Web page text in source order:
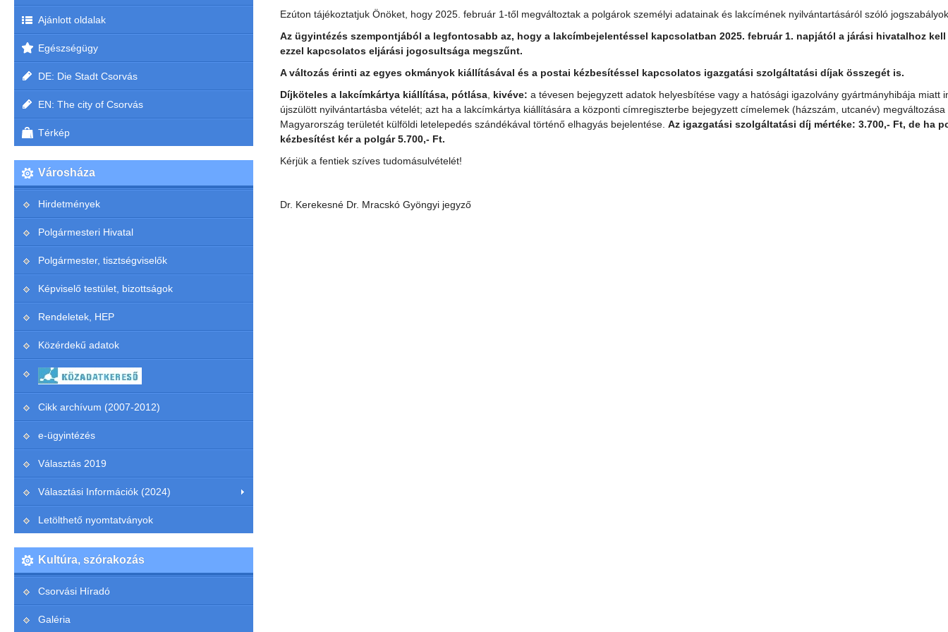
Ezúton tájékoztatjuk Önöket, hogy 2025. február 1-től megváltoztak a polgárok személyi adatainak és lakcímének nyilvántartásáról szóló
Az ügyintézés szempontjából a legfontosabb az, hogy a lakcímbejelentéssel kapcsolatban 2025. február 1. napjától a járási hivatalhoz
ezzel kapcsolatos eljárási jogosultsága megszűnt.
A változás érinti az egyes okmányok kiállításával és a postai kézbesítéssel kapcsolatos igazgatási szolgáltatási díjak összegét is.
Díjköteles a lakcímkártya kiállítása, pótlása, kivéve: a tévesen bejegyzett adatok helyesbítése vagy a hatósági igazolvány gyártmányhibája miatt
újszülött nyilvántartásba vételét; azt ha a lakcímkártya kiállítására a központi címregiszterbe bejegyzett címelemek (házszám, utcanév)
Magyarország területét külföldi letelepedés szándékával történő elhagyás bejelentése. Az igazgatási szolgáltatási díj mértéke: 3.700,- Ft, de ha
kézbesítést kér a polgár 5.700,- Ft.
Kérjük a fentiek szíves tudomásulvételét!
Dr. Kerekesné Dr. Mracskó Gyöngyi jegyző
Ajánlott oldalak
Egészségügy
DE: Die Stadt Csorvás
EN: The city of Csorvás
Térkép
Városháza
Hirdetmények
Polgármesteri Hivatal
Polgármester, tisztségviselők
Képviselő testület, bizottságok
Rendeletek, HEP
Közérdekű adatok
Cikk archívum (2007-2012)
e-ügyintézés
Választás 2019
Választási Információk (2024)
Letölthető nyomtatványok
Kultúra, szórakozás
Csorvási Híradó
Galéria